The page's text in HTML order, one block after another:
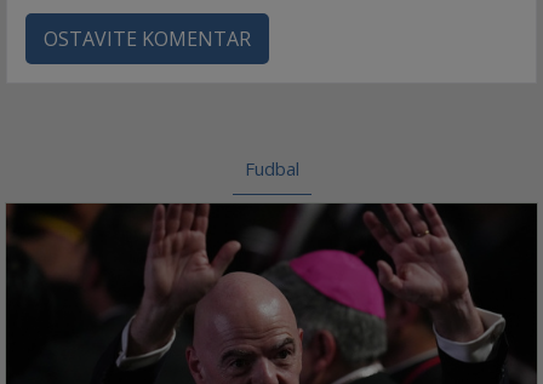
OSTAVITE KOMENTAR
Fudbal